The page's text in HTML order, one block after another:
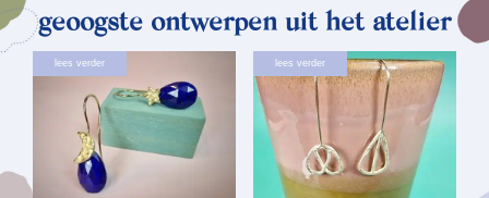
geoogste ontwerpen uit het atelier
lees verder lees verder